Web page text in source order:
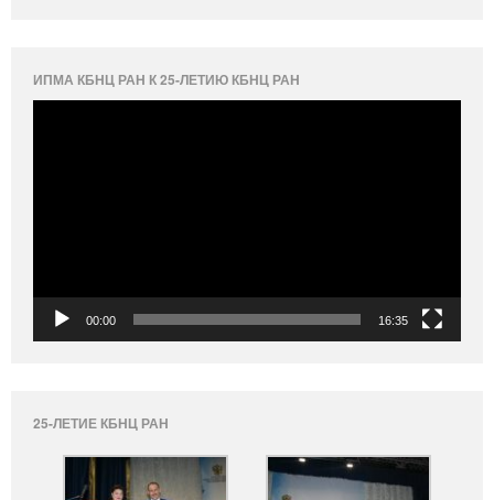
ИПМА КБНЦ РАН К 25-ЛЕТИЮ КБНЦ РАН
00:00 16:35
25-ЛЕТИЕ КБНЦ РАН